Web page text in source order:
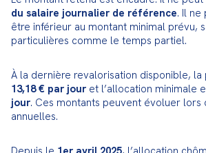
du salaire journalier de référence. Il ne
être inférieur au montant minimal prévu,
particulières comme le temps partiel.
13,18 € par jour et l’allocation minimale
jour. Ces montants peuvent évoluer lors
annuelles.